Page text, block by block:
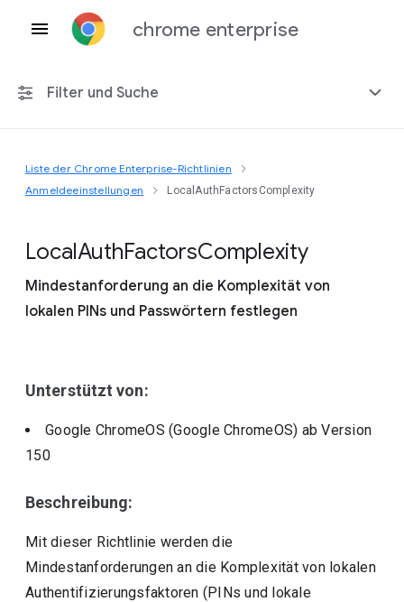
chrome enterprise
Filter und Suche
Alle Plattformen
Einschließlich eingestellter Richtlinien
Liste der Chrome Enterprise-Richtlinien
Anmeldeeinstellungen
LocalAuthFactorsComplexity
LocalAuthFactorsComplexity
Mindestanforderung an die Komplexität von
lokalen PINs und Passwörtern festlegen
Unterstützt von:
Google ChromeOS (Google ChromeOS) ab Version
150
Beschreibung:
Mit dieser Richtlinie werden die
Mindestanforderungen an die Komplexität von lokalen
Authentifizierungsfaktoren (PINs und lokale